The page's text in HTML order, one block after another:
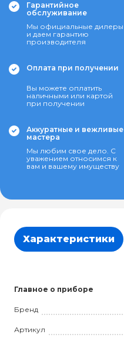
Гарантийное
обслуживание
Мы официальные дилеры
и даем гарантию
производителя
Оплата при получении
Вы можете оплатить
наличными или картой
при получении
Аккуратные и вежливые
мастера
Мы любим свое дело. С
уважением относимся к
вам и вашему имуществу
Характеристики
Главное о приборе
Бренд
Артикул